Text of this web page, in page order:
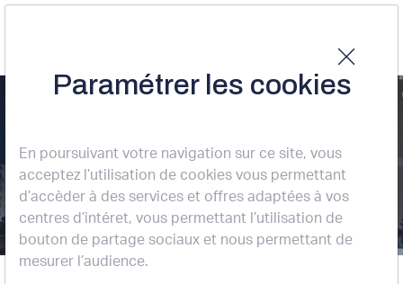
Paramétrer les cookies
En poursuivant votre navigation sur ce site, vous
acceptez l’utilisation de cookies vous permettant
d’accèder à des services et offres adaptées à vos
centres d’intéret, vous permettant l’utilisation de
bouton de partage sociaux et nous permettant de
mesurer l’audience.
MERIGNAC
entrepôts /
activités à louer